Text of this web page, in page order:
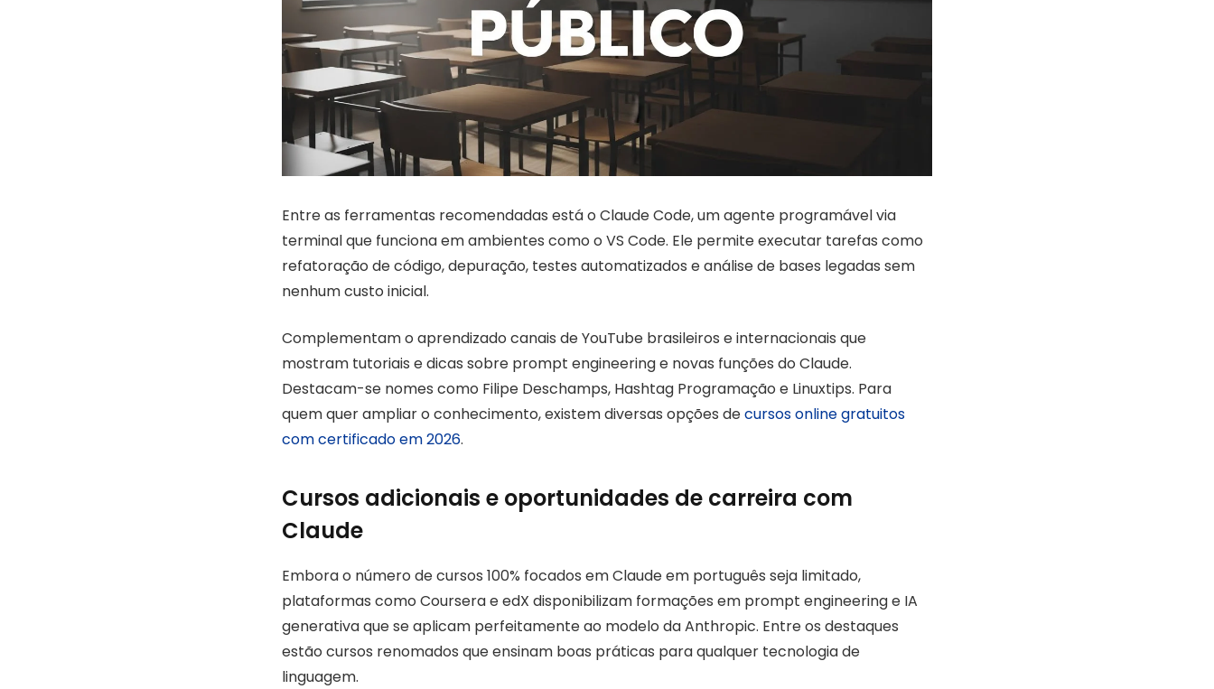
Entre as ferramentas recomendadas está o Claude Code, um agente programável via
terminal que funciona em ambientes como o VS Code. Ele permite executar tarefas como
refatoração de código, depuração, testes automatizados e análise de bases legadas sem
nenhum custo inicial.
Complementam o aprendizado canais de YouTube brasileiros e internacionais que
mostram tutoriais e dicas sobre prompt engineering e novas funções do Claude.
Destacam-se nomes como Filipe Deschamps, Hashtag Programação e Linuxtips. Para
quem quer ampliar o conhecimento, existem diversas opções decursos online gratuitos
com certificado em 2026.
Cursos adicionais e oportunidades de carreira com
Claude
Embora o número de cursos 100% focados em Claude em português seja limitado,
plataformas como Coursera e edX disponibilizam formações em prompt engineering e IA
generativa que se aplicam perfeitamente ao modelo da Anthropic. Entre os destaques
estão cursos renomados que ensinam boas práticas para qualquer tecnologia de
linguagem.